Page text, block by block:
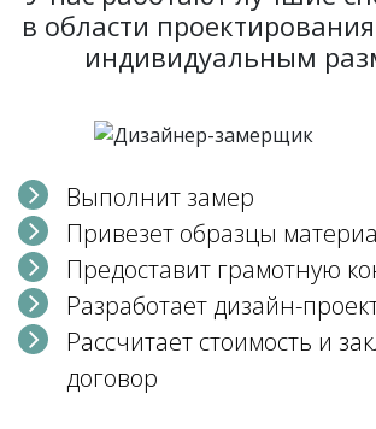
в области
индивидуальным
Выполнит замер
Привезет образцы
Предоставит грамотную
Разработает дизайн-
Рассчитает стоимость и
договор